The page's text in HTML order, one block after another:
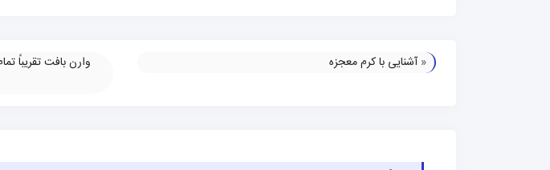
«آشنایی با کرم معجزه